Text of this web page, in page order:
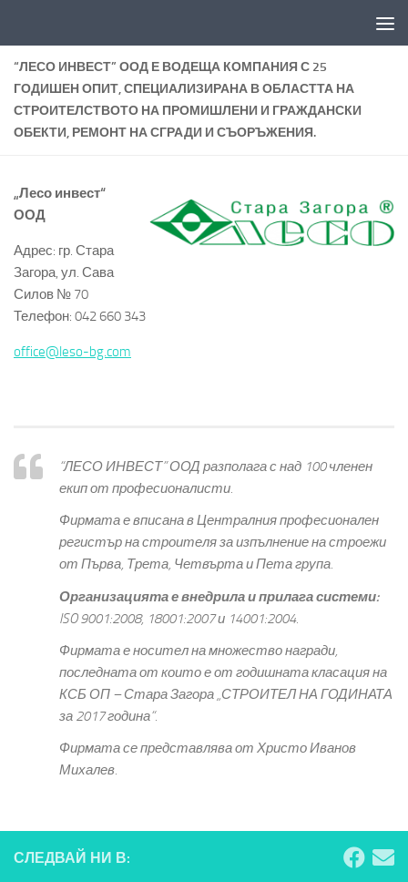
“ЛЕСО ИНВЕСТ” ООД Е ВОДЕЩА КОМПАНИЯ С 25
ГОДИШЕН ОПИТ, СПЕЦИАЛИЗИРАНА В ОБЛАСТТА НА
СТРОИТЕЛСТВОТО НА ПРОМИШЛЕНИ И ГРАЖДАНСКИ
ОБЕКТИ, РЕМОНТ НА СГРАДИ И СЪОРЪЖЕНИЯ.
„Лесо инвест“
ООД
Адрес: гр. Стара
Загора, ул. Сава
Силов № 70
Телефон: 042 660 343
office@leso-bg.com
“ЛЕСО ИНВЕСТ” ООД разполага с над 100 членен
екип от професионалисти.
Фирмата е вписана в Централния професионален
регистър на строителя за изпълнение на строежи
от Първа, Трета, Четвърта и Пета група.
Организацията е внедрила и прилага системи:
ISO 9001:2008, 18001:2007 и 14001:2004.
Фирмата е носител на множество награди,
последната от които е от годишната класация на
КСБ ОП – Стара Загора „СТРОИТЕЛ НА ГОДИНАТА
за 2017 година“.
Фирмата се представлява от Христо Иванов
Михалев.
СЛЕДВАЙ НИ В: